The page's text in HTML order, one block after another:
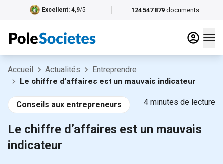
124 547 879 documents
Excellent: 4,9/5
Accueil Actualités
Entreprendre
Le chiffre d’affaires est un mauvais indicateur
Conseils aux entrepreneurs 4 minutes de lecture
Le chiffre d’affaires est un mauvais
indicateur